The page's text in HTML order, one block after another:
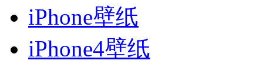
iPhone壁纸
iPhone4壁纸